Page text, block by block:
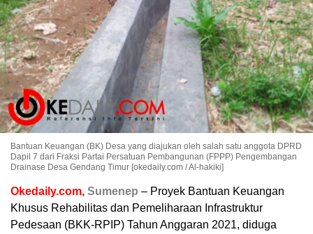
Bantuan Keuangan (BK) Desa yang diajukan oleh salah satu anggota DPRD
Dapil 7 dari Fraksi Partai Persatuan Pembangunan (FPPP) Pengembangan
Drainase Desa Gendang Timur [okedaily.com / Al-hakiki]
Okedaily.com, Sumenep – Proyek Bantuan Keuangan
Khusus Rehabilitas dan Pemeliharaan Infrastruktur
Pedesaan (BKK-RPIP) Tahun Anggaran 2021, diduga